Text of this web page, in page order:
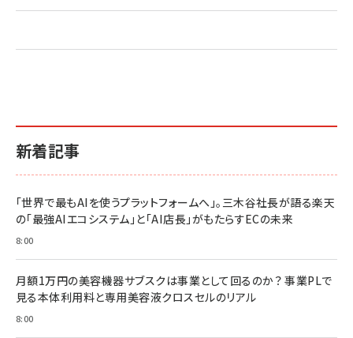
新着記事
「世界で最もAIを使うプラットフォームへ」。三木谷社長が語る楽天
の「最強AIエコシステム」と「AI店長」がもたらすECの未来
8:00
月額1万円の美容機器サブスクは事業として回るのか？ 事業PLで
見る本体利用料と専用美容液クロスセルのリアル
8:00